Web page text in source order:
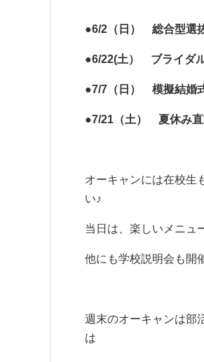
●6/2（日） 総合型選
●6/22(土） ブライダ
●7/7（日） 模擬結婚
●7/21（土） 夏休み直
オーキャンには在校生
い♪
当日は、楽しいメニュ
他にも学校説明会も開
週末のオーキャンは部
は